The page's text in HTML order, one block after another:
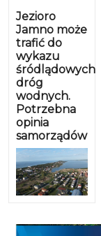
Jezioro
Jamno może
trafić do
wykazu
śródlądowych
dróg
wodnych.
Potrzebna
opinia
samorządów